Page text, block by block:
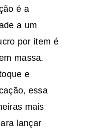
é a
a um
por item é
massa.
e
essa
mais
lançar